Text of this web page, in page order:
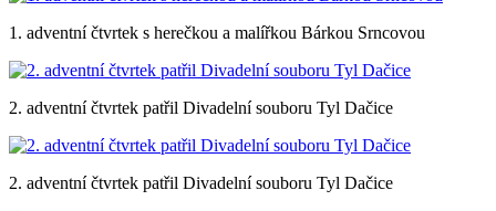
1. adventní čtvrtek s herečkou a malířkou Bárkou Srncovou
2. adventní čtvrtek patřil Divadelní souboru Tyl Dačice
2. adventní čtvrtek patřil Divadelní souboru Tyl Dačice